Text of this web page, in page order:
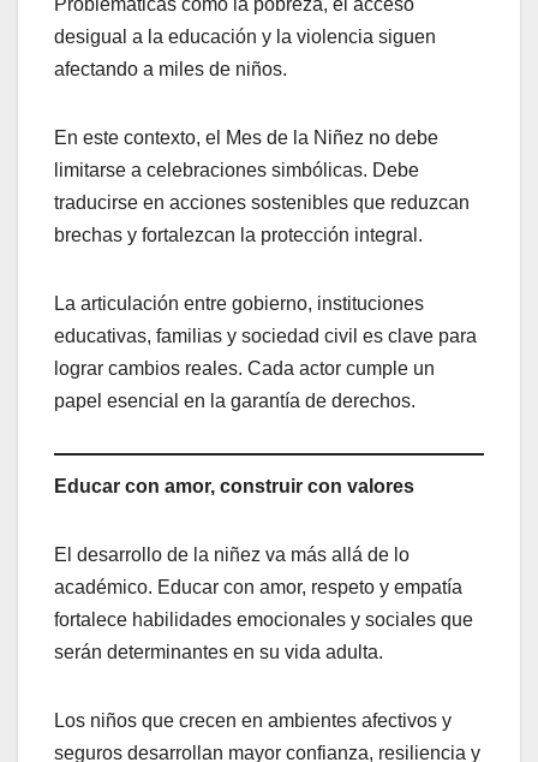
desigual a la educación y la violencia siguen
afectando a miles de niños.
En este contexto, el Mes de la Niñez no debe
limitarse a celebraciones simbólicas. Debe
traducirse en acciones sostenibles que reduzcan
brechas y fortalezcan la protección integral.
La articulación entre gobierno, instituciones
educativas, familias y sociedad civil es clave para
lograr cambios reales. Cada actor cumple un
papel esencial en la garantía de derechos.
Educar con amor, construir con valores
El desarrollo de la niñez va más allá de lo
académico. Educar con amor, respeto y empatía
fortalece habilidades emocionales y sociales que
serán determinantes en su vida adulta.
Los niños que crecen en ambientes afectivos y
seguros desarrollan mayor confianza, resiliencia y